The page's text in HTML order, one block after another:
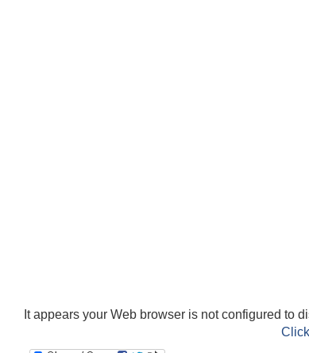
It appears your Web browser is not configured to